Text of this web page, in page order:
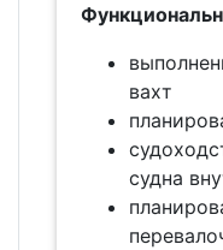
вахт
судна